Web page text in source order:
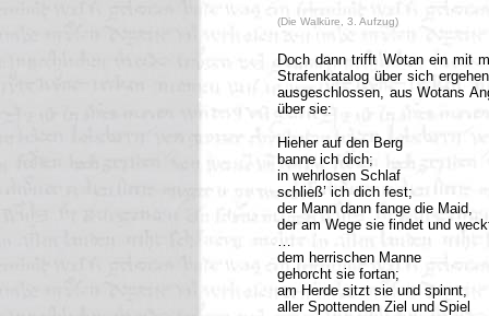
(Die Walküre, 3. Aufzug)
Doch dann trifft Wotan ein mit
Strafenkatalog über sich
ausgeschlossen, aus Wotans
über sie:
Hieher auf den Berg
banne ich dich;
in wehrlosen Schlaf
schließ’ ich dich fest;
der Mann dann fange die Maid,
der am Wege sie findet und
…
dem herrischen Manne
gehorcht sie fortan;
am Herde sitzt sie und spinnt,
aller Spottenden Ziel und Spiel